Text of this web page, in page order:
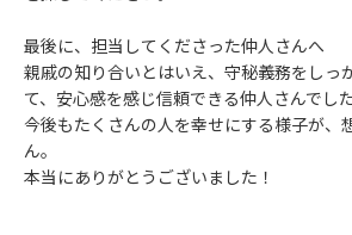
最後に、担当してくださった仲人さんへ
親戚の知り合いとはいえ、守秘義務をしっ
て、安心感を感じ信頼できる仲人さんでした
今後もたくさんの人を幸せにする様子が、
ん。
本当にありがとうございました！